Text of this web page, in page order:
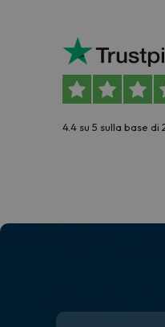
4.4 su 5 sulla base di